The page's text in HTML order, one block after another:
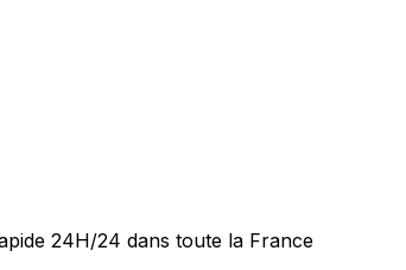
24H/24 dans toute la France